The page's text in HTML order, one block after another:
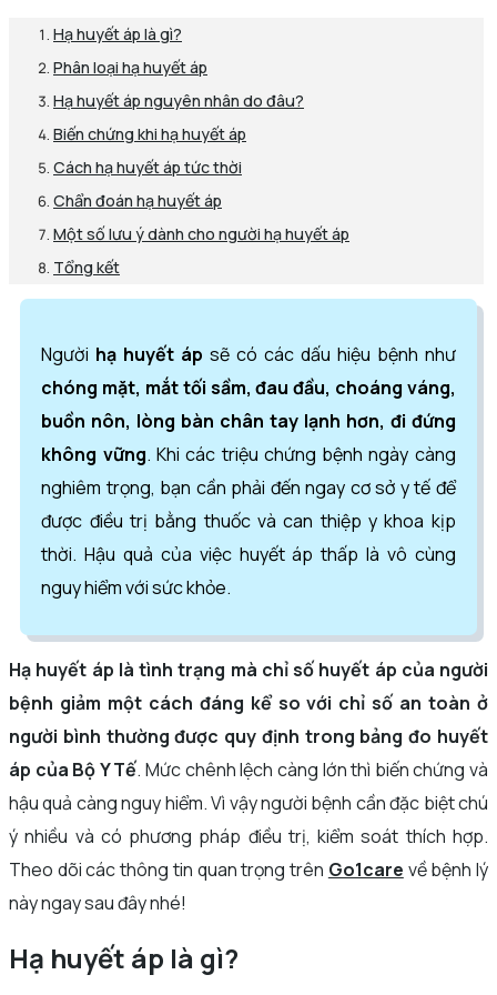
Hạ huyết áp là gì?
Phân loại hạ huyết áp
Hạ huyết áp nguyên nhân do đâu?
Biến chứng khi hạ huyết áp
Cách hạ huyết áp tức thời
Chẩn đoán hạ huyết áp
Một số lưu ý dành cho người hạ huyết áp
Tổng kết
Người hạ huyết áp sẽ có các dấu hiệu bệnh như
chóng mặt, mắt tối sầm, đau đầu, choáng váng,
buồn nôn, lòng bàn chân tay lạnh hơn, đi đứng
không vững. Khi các triệu chứng bệnh ngày càng
nghiêm trọng, bạn cần phải đến ngay cơ sở y tế để
được điều trị bằng thuốc và can thiệp y khoa kịp
thời. Hậu quả của việc huyết áp thấp là vô cùng
nguy hiểm với sức khỏe.
Hạ huyết áp là tình trạng mà chỉ số huyết áp của người
bệnh giảm một cách đáng kể so với chỉ số an toàn ở
người bình thường được quy định trong bảng đo huyết
áp của Bộ Y Tế. Mức chênh lệch càng lớn thì biến chứng và
hậu quả càng nguy hiểm. Vì vậy người bệnh cần đặc biệt chú
ý nhiều và có phương pháp điều trị, kiểm soát thích hợp.
Theo dõi các thông tin quan trọng trên Go1care về bệnh lý
này ngay sau đây nhé!
Hạ huyết áp là gì?